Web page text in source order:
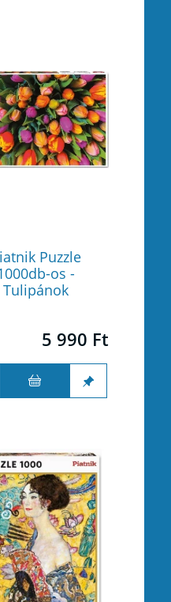
Puzzle
os -
Tulipánok
5 990 Ft